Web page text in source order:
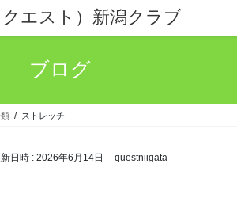
エスト）新潟クラブ
ブログ
ストレッチ
日時 : 2026年6月14日 questniigata